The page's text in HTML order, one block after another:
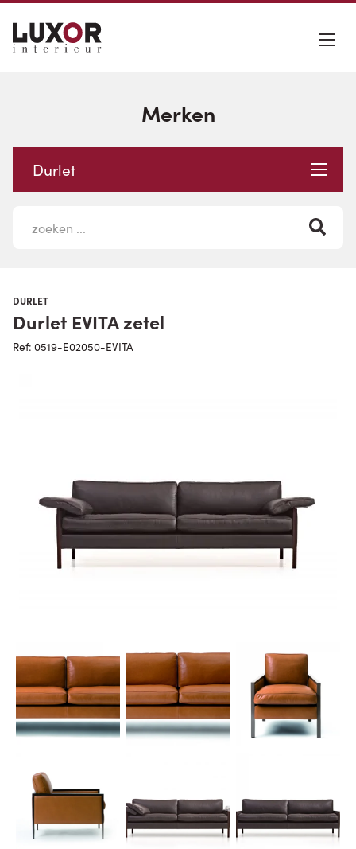
Merken
Durlet
DURLET
Durlet EVITA zetel
Ref: 0519-E02050-EVITA